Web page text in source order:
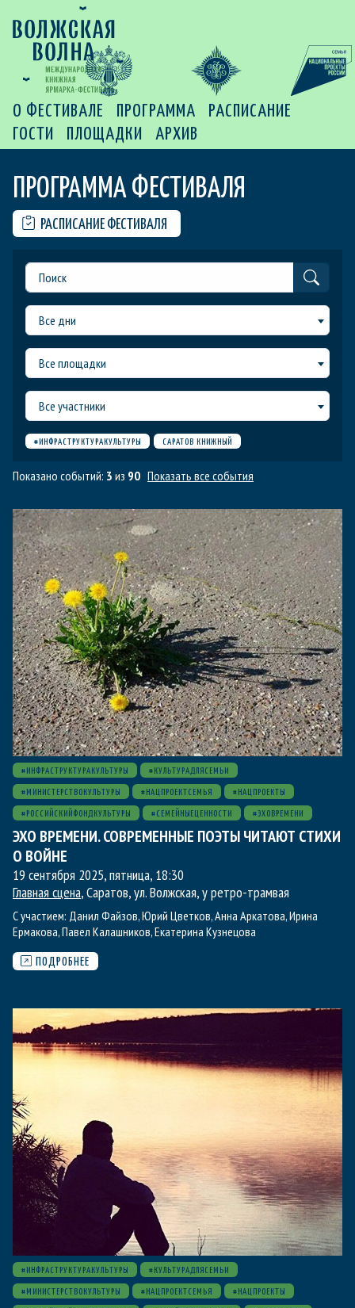
О ФЕСТИВАЛЕ ПРОГРАММА
РАСПИСАНИЕ
ГОСТИ
ПЛОЩАДКИ АРХИВ
ПРОГРАММА ФЕСТИВАЛЯ
РАСПИСАНИЕ ФЕСТИВАЛЯ
Все дни
Все площадки
Все участники
#ИНФРАСТРУКТУРАКУЛЬТУРЫ САРАТОВ КНИЖНЫЙ
Показано событий: 3 из 90 Показать все события
#ИНФРАСТРУКТУРАКУЛЬТУРЫ #КУЛЬТУРАДЛЯСЕМЬИ
#МИНИСТЕРСТВОКУЛЬТУРЫ #НАЦПРОЕКТСЕМЬЯ #НАЦПРОЕКТЫ
#РОССИЙСКИЙФОНДКУЛЬТУРЫ #СЕМЕЙНЫЕЦЕННОСТИ #ЭХОВРЕМЕНИ
ЭХО ВРЕМЕНИ. СОВРЕМЕННЫЕ ПОЭТЫ ЧИТАЮТ СТИХИ
О ВОЙНЕ
19 сентября 2025, пятница, 18:30
Главная сцена, Саратов, ул. Волжская, у ретро-трамвая
С участием: Данил Файзов,Юрий Цветков,Анна Аркатова,Ирина
Ермакова,Павел Калашников,Екатерина Кузнецова
ПОДРОБНЕЕ
#ИНФРАСТРУКТУРАКУЛЬТУРЫ #КУЛЬТУРАДЛЯСЕМЬИ
#МИНИСТЕРСТВОКУЛЬТУРЫ #НАЦПРОЕКТСЕМЬЯ #НАЦПРОЕКТЫ